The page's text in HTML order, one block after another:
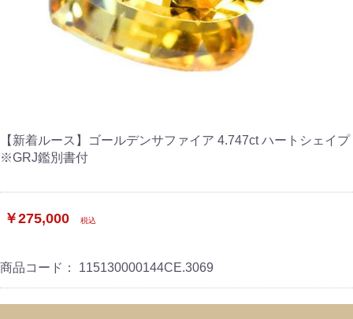
【新着ルース】ゴールデンサファイア 4.747ct ハートシェイプ
※GRJ鑑別書付
￥275,000 税込
商品コード： 115130000144CE.3069